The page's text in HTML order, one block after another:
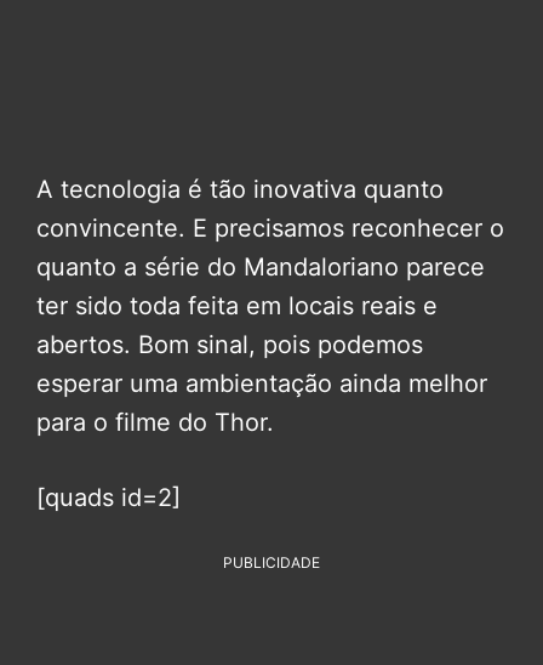
A tecnologia é tão inovativa quanto
convincente. E precisamos reconhecer o
quanto a série do Mandaloriano parece
ter sido toda feita em locais reais e
abertos. Bom sinal, pois podemos
esperar uma ambientação ainda melhor
para o filme do Thor.
[quads id=2]
PUBLICIDADE